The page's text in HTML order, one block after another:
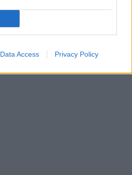
Data Access Privacy Policy